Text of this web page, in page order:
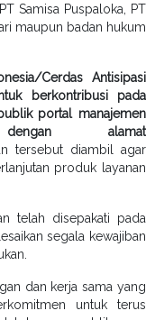
Samisa Puspaloka, PT
maupun badan hukum
Cerdas Antisipasi
berkontribusi pada
portal manajemen
dengan alamat
tersebut diambil agar
produk layanan
telah disepakati pada
segala kewajiban
dan kerja sama yang
untuk terus